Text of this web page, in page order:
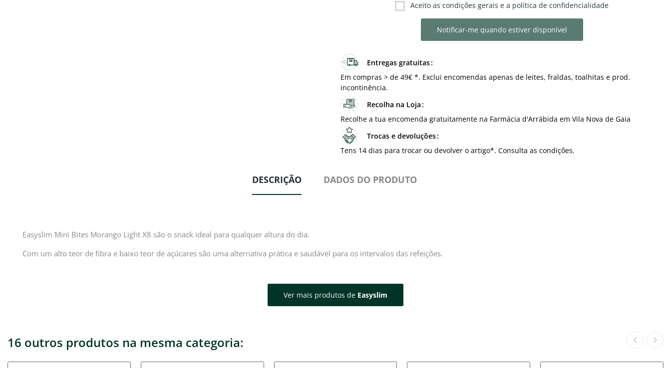
Aceito as condições gerais e a política de confidencialidade
Notificar-me quando estiver disponível
Entregas gratuitas
Em compras > de 49€ *. Exclui encomendas apenas de leites, fraldas, toalhitas e prod.
incontinência.
Recolha na Loja
Recolhe a tua encomenda gratuitamente na Farmácia d'Arrábida em Vila Nova de Gaia
Trocas e devoluções
Tens 14 dias para trocar ou devolver o artigo*. Consulta as condições.
DESCRIÇÃO DADOS DO PRODUTO
Easyslim Mini Bites Morango Light X8 são o snack ideal para qualquer altura do dia.
Com um alto teor de fibra e baixo teor de açúcares são uma alternativa prática e saudável para os intervalos das refeições.
Ver mais produtos de Easyslim
16 outros produtos na mesma categoria: